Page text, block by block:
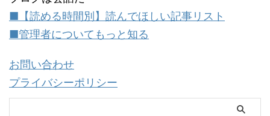
■【読める時間別】読んでほしい記事リスト
■管理者についてもっと知る
お問い合わせ
プライバシーポリシー